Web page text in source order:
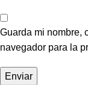
Guarda mi nombre,
navegador para la